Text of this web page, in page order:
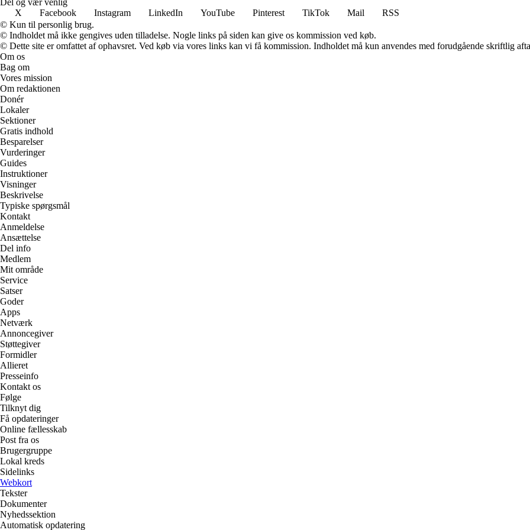
Del og vær venlig
X
Facebook Instagram LinkedIn YouTube Pinterest TikTok Mail
RSS
© Kun til personlig brug.
© Indholdet må ikke gengives uden tilladelse. Nogle links på siden kan give os kommission ved køb.
© Dette site er omfattet af ophavsret. Ved køb via vores links kan vi få kommission. Indholdet må kun anvendes med forudgående skriftlig
Om os
Bag om
Vores mission
Om redaktionen
Donér
Lokaler
Sektioner
Gratis indhold
Besparelser
Vurderinger
Guides
Instruktioner
Visninger
Beskrivelse
Typiske spørgsmål
Kontakt
Anmeldelse
Ansættelse
Del info
Medlem
Mit område
Service
Satser
Goder
Apps
Netværk
Annoncegiver
Støttegiver
Formidler
Allieret
Presseinfo
Kontakt os
Følge
Tilknyt dig
Få opdateringer
Online fællesskab
Post fra os
Brugergruppe
Lokal kreds
Sidelinks
Webkort
Tekster
Dokumenter
Nyhedssektion
Automatisk opdatering